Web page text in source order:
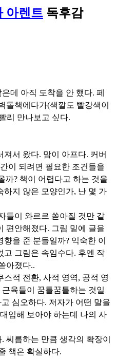
아렌트 독후감
데 아직 도착을 안 했다. 페
돌책에다가(색깔도 빨강색이
리 만나보고 싶다.
서 왔다. 맘이 아프다. 커버
이 되려면 필요한 조건들을
까? 책이 어렵다고 하는 것을
하지 않은 모양인가, 난 몇 가
들이 와르르 쏟아질 것만 같
편안해졌다. 그림 밑에 글을
을 준 분들일까? 익숙한 이
고 그림은 속임수다. 후엔 작
아졌다..
적 전환, 사적 영역, 공적 영
육들이 꿈틀꿈틀하는 것일
심오하다. 저자가 어떤 말을
입해 보아야 하는데 나의 사
씨름하는 만큼 생각의 확장이
책은 확실하다.